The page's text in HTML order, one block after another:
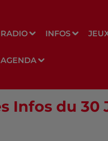
RADIO INFOS
AGENDA
Infos du 30